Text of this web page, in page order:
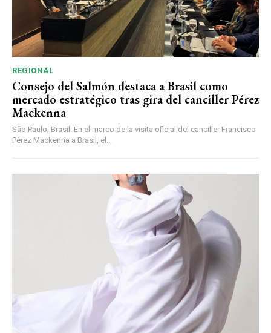
REGIONAL
Consejo del Salmón destaca a Brasil como
mercado estratégico tras gira del canciller Pérez
Mackenna
São Paulo, Brasil. En el marco de la visita oficial del canciller Francisco
Pérez Mackenna a Brasil, el...